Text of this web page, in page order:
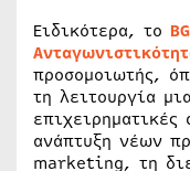
Ειδικότερα, το
προσομοιωτής,
τη λειτουργία
ανάπτυξη νέων
marketing, τη